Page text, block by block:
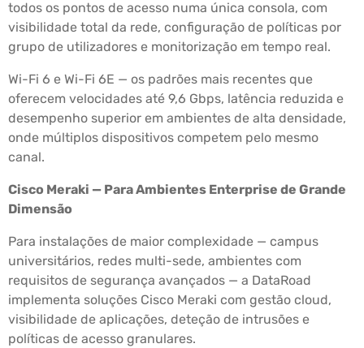
todos os pontos de acesso numa única consola, com
visibilidade total da rede, configuração de políticas por
grupo de utilizadores e monitorização em tempo real.
Wi-Fi 6 e Wi-Fi 6E — os padrões mais recentes que
oferecem velocidades até 9,6 Gbps, latência reduzida e
desempenho superior em ambientes de alta densidade,
onde múltiplos dispositivos competem pelo mesmo
canal.
Cisco Meraki — Para Ambientes Enterprise de Grande
Dimensão
Para instalações de maior complexidade — campus
universitários, redes multi-sede, ambientes com
requisitos de segurança avançados — a DataRoad
implementa soluções Cisco Meraki com gestão cloud,
visibilidade de aplicações, deteção de intrusões e
políticas de acesso granulares.